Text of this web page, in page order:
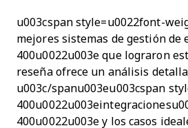
u003cspan style=u0022font-
mejores sistemas de gestión de
400u0022u003e que lograron
reseña ofrece un análisis
u003c/spanu003eu003cspan
400u0022u003e y los casos